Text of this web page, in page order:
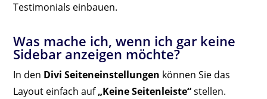
Testimonials einbauen.
Was mache ich, wenn ich gar keine
Sidebar anzeigen möchte?
In den Divi Seiteneinstellungen können Sie das
Layout einfach auf„Keine Seitenleiste“stellen.